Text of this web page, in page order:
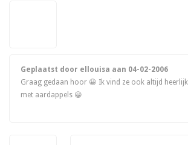
Geplaatst door ellouisa aan 04-02-2006
Graag gedaan hoor 😀 Ik vind ze ook altijd
met aardappels 😀